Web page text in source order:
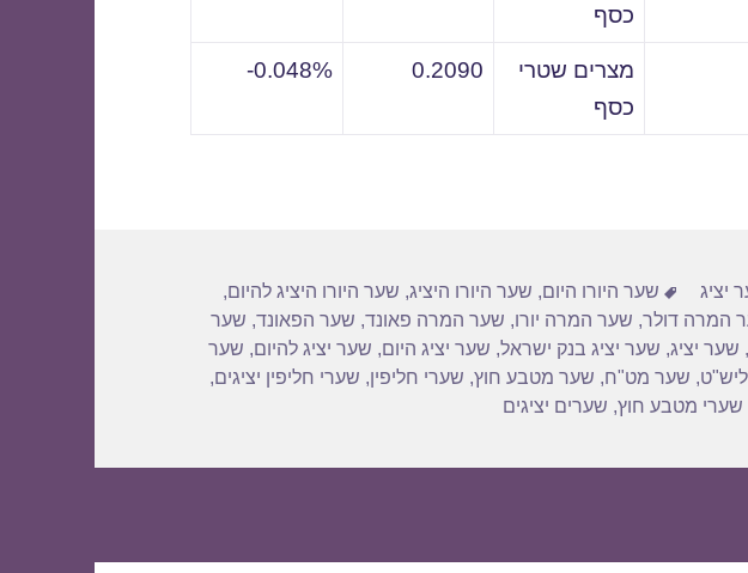
כסף
מצרים שטרי
כסף
0.2090
0.048%-
יציג תגיות
שער היורו היום, שער היורו היציג, שער היורו היציג להיום,
המרה דולר, שער המרה יורו, שער המרה פאונד, שער הפאונד, שער
, שער יציג, שער יציג בנק ישראל, שער יציג היום, שער יציג להיום, שער
, שער מט"ח, שער מטבע חוץ, שערי חליפין, שערי חליפין יציגים,
שערי מטבע חוץ, שערים יציגים